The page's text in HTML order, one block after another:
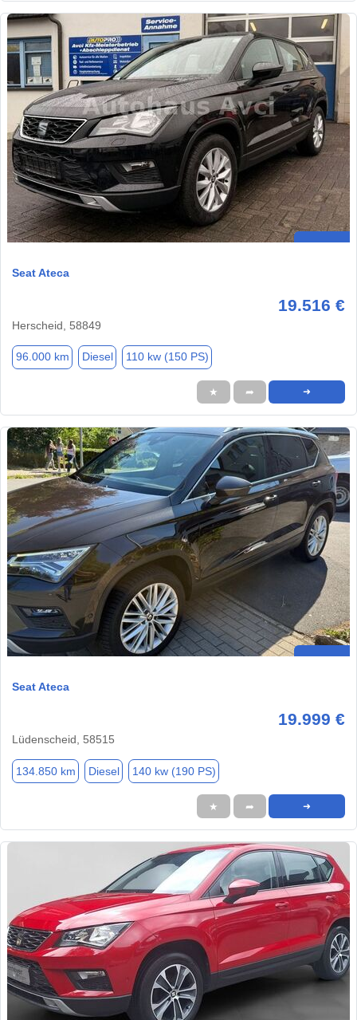
Seat Ateca
19.516 €
Herscheid, 58849
96.000 km Diesel 110 kw (150 PS)
★ ➦ ➜
Seat Ateca
19.999 €
Lüdenscheid, 58515
134.850 km Diesel 140 kw (190 PS)
★ ➦ ➜